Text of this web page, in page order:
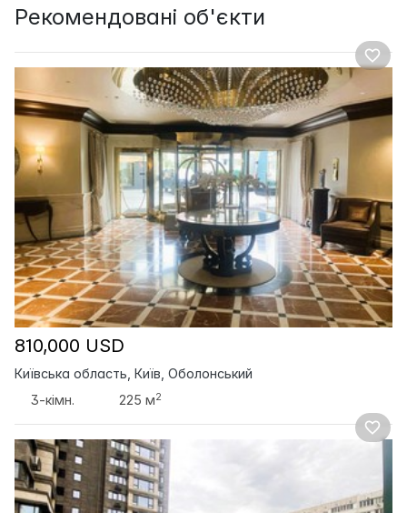
Рекомендовані об'єкти
810,000 USD
Київська область, Київ, Оболонський
3-кімн.
225 м2